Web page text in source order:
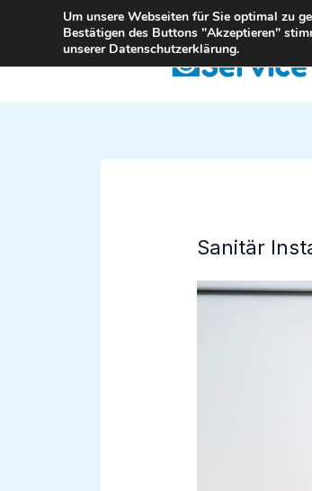
springen
Sanitär
Um unsere Webseiten für Sie optimal zu
Bestätigen des Buttons "Akzeptieren"
unserer Datenschutzerklärung.